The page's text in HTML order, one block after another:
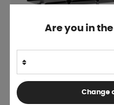
Glashållare Vinglas Svart
Are you in
Change